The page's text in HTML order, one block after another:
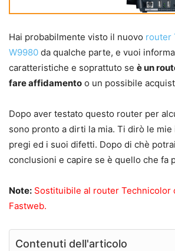
Hai probabilmente visto il nuovo router
W9980 da qualche parte, e vuoi
caratteristiche e soprattuto se è un
fare affidamento o un possibile
Dopo aver testato questo router per
sono pronto a dirti la mia. Ti dirò le
pregi ed i suoi difetti. Dopo di chè
conclusioni e capire se è quello che fa
Note: Sostituibile al router Technicolor
Fastweb.
Contenuti dell'articolo